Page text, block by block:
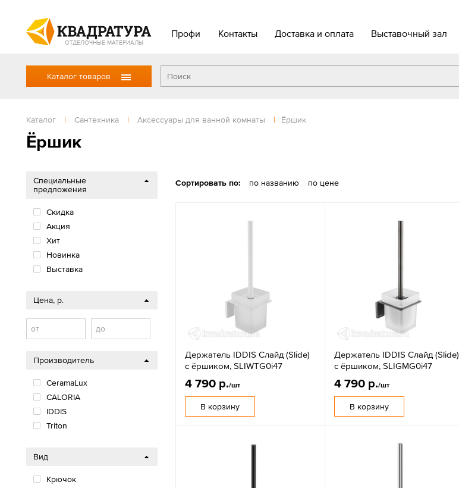
ОТДЕЛОЧНЫЕ МАТЕРИАЛЫ
Профи Контакты Доставка и оплата Выставочный зал
Каталог товаров
Каталог | Сантехника | Аксессуары для ванной комнаты | Ёршик
Ёршик
Сортировать по: по названию по цене
Держатель IDDIS Слайд (Slide)
с ёршиком, SLIWTG0i47
4 790 р./шт
В корзину
Держатель IDDIS Слайд (Slide)
с ёршиком, SLIGMG0i47
4 790 р./шт
В корзину
Специальные
предложения
Скидка
Акция
Хит
Новинка
Выставка
Цена, р.
от до
Производитель
CeramaLux
CALORIA
IDDIS
Triton
Вид
Крючок